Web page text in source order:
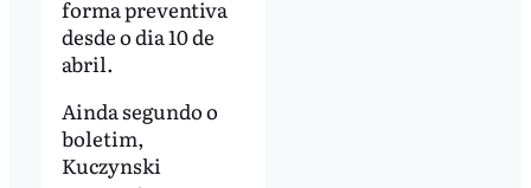
forma preventiva
desde o dia 10 de
abril.
Ainda segundo o
boletim,
Kuczynski